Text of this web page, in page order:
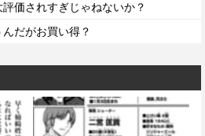
価されすぎじゃねないか？
だがお買い得？